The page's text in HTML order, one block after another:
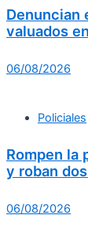
Denuncian
valuados
06/08/2026
Policiales
Rompen la
y roban
06/08/2026